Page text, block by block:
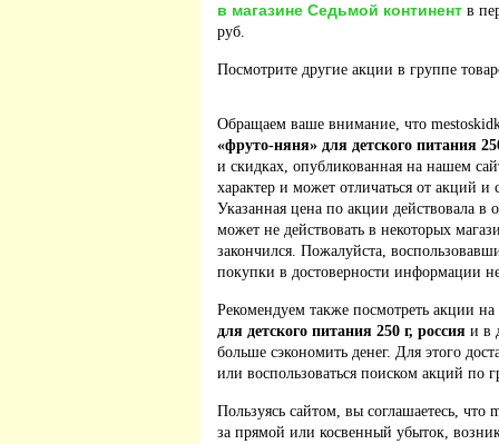
в магазине Седьмой континент в
руб.
Посмотрите другие акции в группе
Обращаем ваше внимание, что
«фруто-няня» для детского питания
и скидках, опубликованная на нашем
характер и может отличаться от акций и
Указанная цена по акции действовала в
может не действовать в некоторых
закончился. Пожалуйста,
покупки в достоверности информации
Рекомендуем также посмотреть акции
для детского питания 250 г, россия и в
больше сэкономить денег. Для этого
или воспользоваться поиском акций по
Пользуясь сайтом, вы соглашаетесь, что
за прямой или косвенный убыток,